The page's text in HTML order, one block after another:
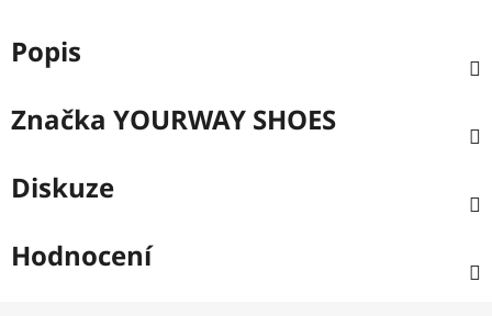
Popis
Značka YOURWAY SHOES
Diskuze
Hodnocení